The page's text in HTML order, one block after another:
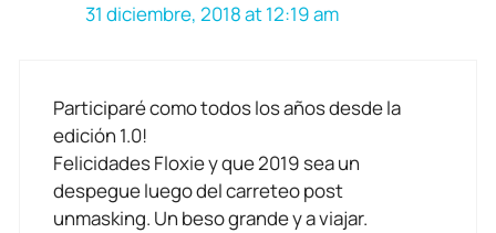
31 diciembre, 2018 at 12:19 am
Participaré como todos los años desde la
edición 1.0!
Felicidades Floxie y que 2019 sea un
despegue luego del carreteo post
unmasking. Un beso grande y a viajar.